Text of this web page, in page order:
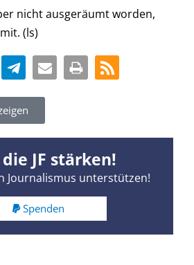
nicht ausgeräumt worden,
(ls)
JF stärken!
Journalismus unterstützen!
Spenden